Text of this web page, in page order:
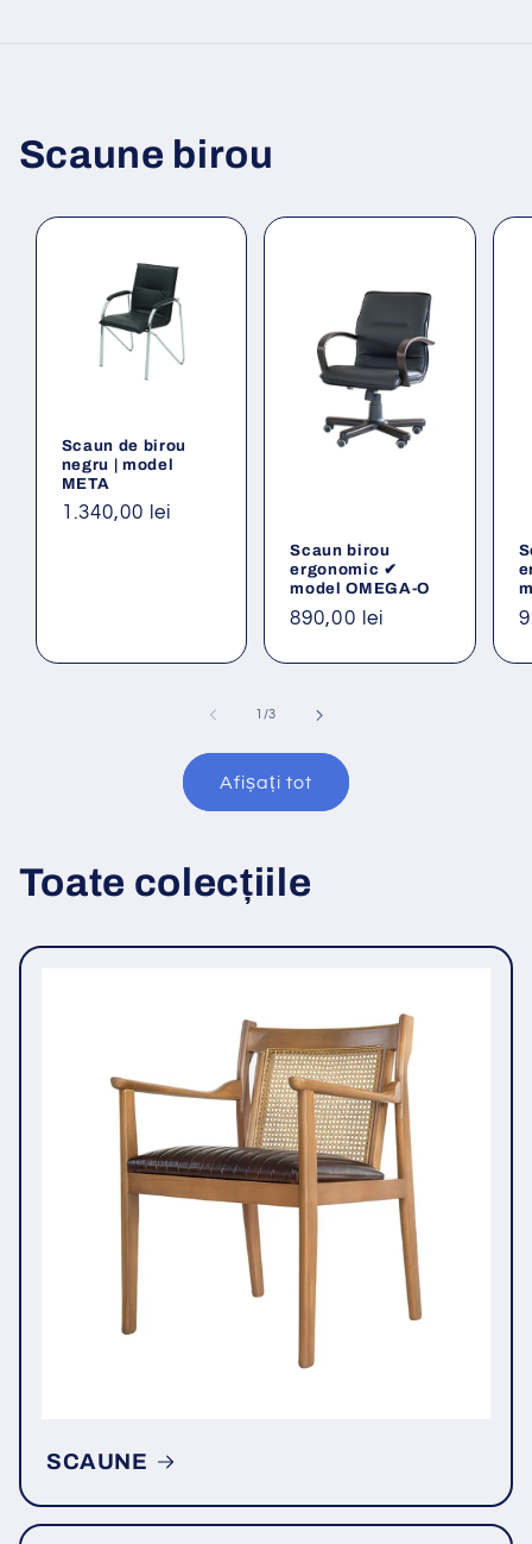
Scaune birou
Scaun de birou
negru | model
META
Preț
1.340,00 lei
Scaun birou
ergonomic ✔
model OMEGA-O
Preț
890,00 lei
1 /din
3
Afișați tot
Toate colecțiile
SCAUNE